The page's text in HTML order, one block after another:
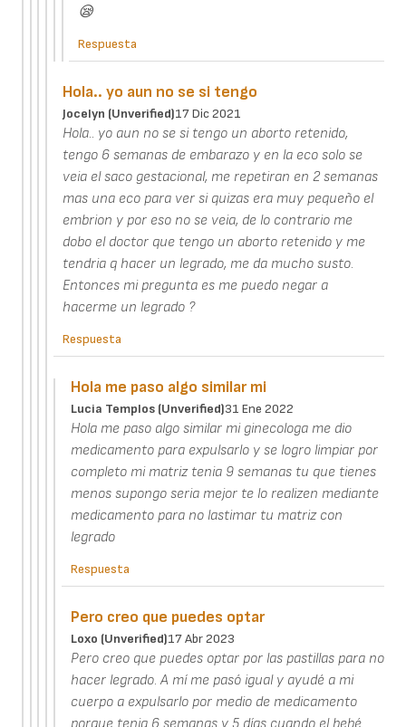
😪
Respuesta
Hola.. yo aun no se si tengo
Jocelyn (unverified)17 Dic 2021
Hola.. yo aun no se si tengo un aborto retenido,
tengo 6 semanas de embarazo y en la eco solo se
veia el saco gestacional, me repetiran en 2 semanas
mas una eco para ver si quizas era muy pequeño el
embrion y por eso no se veia, de lo contrario me
dobo el doctor que tengo un aborto retenido y me
tendria q hacer un legrado, me da mucho susto.
Entonces mi pregunta es me puedo negar a
hacerme un legrado ?
Respuesta
Hola me paso algo similar mi
Lucia Templos (unverified)31 Ene 2022
Hola me paso algo similar mi ginecologa me dio
medicamento para expulsarlo y se logro limpiar por
completo mi matriz tenia 9 semanas tu que tienes
menos supongo seria mejor te lo realizen mediante
medicamento para no lastimar tu matriz con
legrado
Respuesta
Pero creo que puedes optar
Loxo (unverified)17 Abr 2023
Pero creo que puedes optar por las pastillas para no
hacer legrado. A mí me pasó igual y ayudé a mi
cuerpo a expulsarlo por medio de medicamento